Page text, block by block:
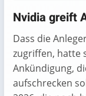
Nvidia greift
Dass die
zugriffen, hatte
Ankündigung,
aufschrecken